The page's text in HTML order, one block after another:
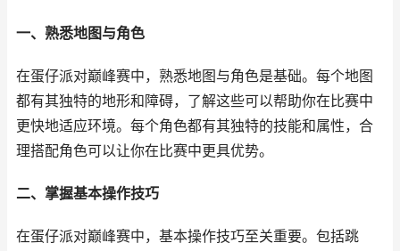
一、熟悉地图与角色
在蛋仔派对巅峰赛中，熟悉地图与角色是基础。每个地图
都有其独特的地形和障碍，了解这些可以帮助你在比赛中
更快地适应环境。每个角色都有其独特的技能和属性，合
理搭配角色可以让你在比赛中更具优势。
二、掌握基本操作技巧
在蛋仔派对巅峰赛中，基本操作技巧至关重要。包括跳